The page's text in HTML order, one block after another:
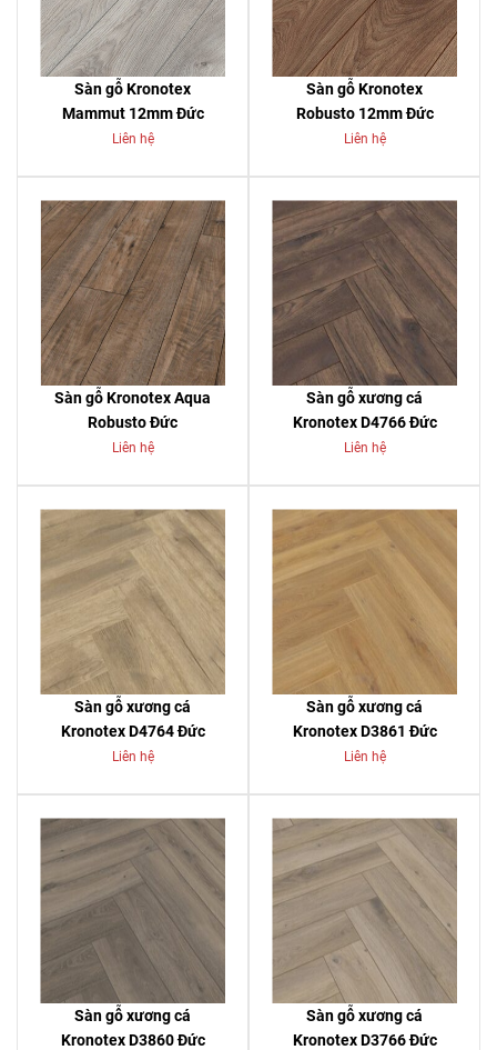
Sàn gỗ Kronotex
Mammut 12mm Đức
Liên hệ
Sàn gỗ Kronotex
Robusto 12mm Đức
Liên hệ
Sàn gỗ Kronotex Aqua
Robusto Đức
Liên hệ
Sàn gỗ xương cá
Kronotex D4766 Đức
Liên hệ
Sàn gỗ xương cá
Kronotex D4764 Đức
Liên hệ
Sàn gỗ xương cá
Kronotex D3861 Đức
Liên hệ
Sàn gỗ xương cá
Kronotex D3860 Đức
Sàn gỗ xương cá
Kronotex D3766 Đức